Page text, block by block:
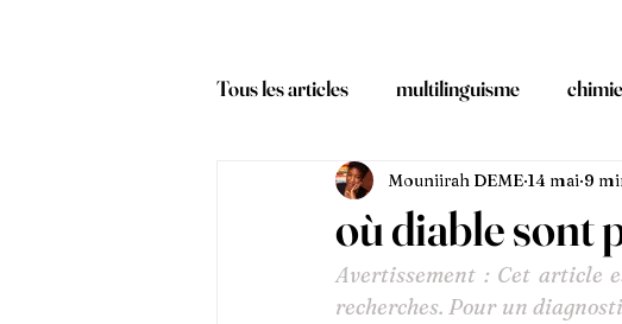
Tous les articles multilinguisme
voyages & découvertes vie & bien-
où diable sont
Mouniirah DEME 14 mai 9
Avertissement : Cet article
recherches. Pour un